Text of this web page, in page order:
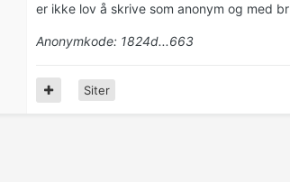
er ikke lov å skrive som anonym og med
Anonymkode: 1824d...663
Siter